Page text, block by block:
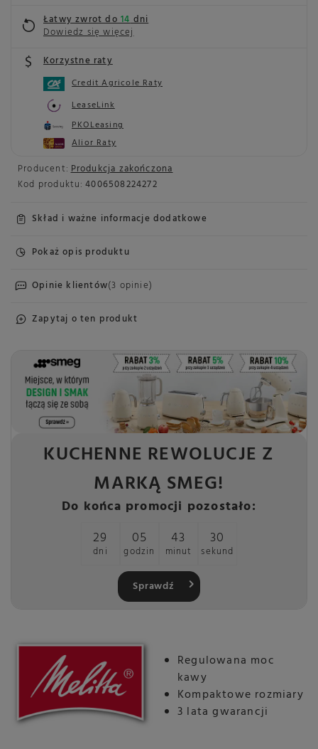
Producent: Produkcja zakończona
Kod produktu: 4006508224272
Skład i ważne informacje dodatkowe
Pokaż opis produktu
Opinie klientów(3 opinie)
Zapytaj o ten produkt
Łatwy zwrot do14dni
Dowiedz się więcej
Korzystne raty
Credit Agricole Raty
LeaseLink
PKOLeasing
Alior Raty
KUCHENNE REWOLUCJE Z
MARKĄ SMEG!
Do końca promocji pozostało:
29
dni
05
godzin
43
minut
29
sekund
Sprawdź
Regulowana moc
kawy
Kompaktowe rozmiary
3 lata gwarancji